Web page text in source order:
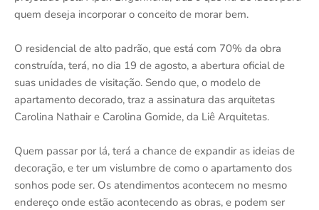
quem deseja incorporar o conceito de morar bem.
O residencial de alto padrão, que está com 70% da obra
construída, terá, no dia 19 de agosto, a abertura oficial de
suas unidades de visitação. Sendo que, o modelo de
apartamento decorado, traz a assinatura das arquitetas
Carolina Nathair e Carolina Gomide, da Liê Arquitetas.
Quem passar por lá, terá a chance de expandir as ideias de
decoração, e ter um vislumbre de como o apartamento dos
sonhos pode ser. Os atendimentos acontecem no mesmo
endereço onde estão acontecendo as obras, e podem ser